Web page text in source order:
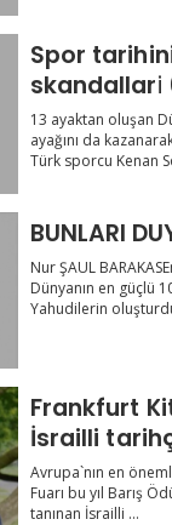
Spor
skandallari
skandal da
13 ayaktan oluşan
ayağını da
Türk sporcu Kenan
BUNLARI
Nur ŞAUL
Dünyanın en güçlü
Yahudilerin
Frankfurt
İsrailli
Avrupa`nın en
Fuarı bu yıl Barış
tanınan İsrailli ...